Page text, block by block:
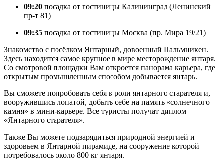
09:20 посадка от гостиницы Калининград (Ленинский
пр-т 81)
09:35 посадка от гостиницы Москва (пр. Мира 19/21)
Знакомство с посёлком Янтарный, довоенный Пальмникен.
Здесь находится самое крупное в мире месторождение янтаря.
Со смотровой площадки Вам откроется панорама карьера, где
открытым промышленным способом добывается янтарь.
Вы сможете попробовать себя в роли янтарного старателя и,
вооружившись лопатой, добыть себе на память «солнечного
камня» в мини-карьере. Все туристы получат диплом
«Янтарного старателя».
Также Вы можете подзарядиться природной энергией и
здоровьем в Янтарной пирамиде, на сооружение которой
потребовалось около 800 кг янтаря.